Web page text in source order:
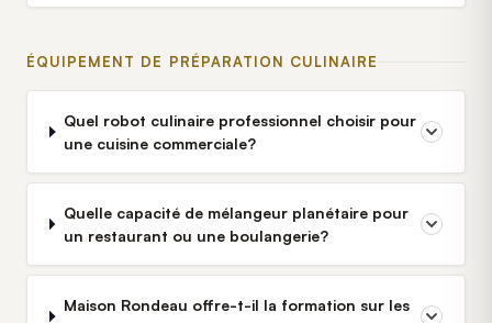
ÉQUIPEMENT DE PRÉPARATION CULINAIRE
Quel robot culinaire professionnel choisir pour
une cuisine commerciale?
Quelle capacité de mélangeur planétaire pour
un restaurant ou une boulangerie?
Maison Rondeau offre-t-il la formation sur les